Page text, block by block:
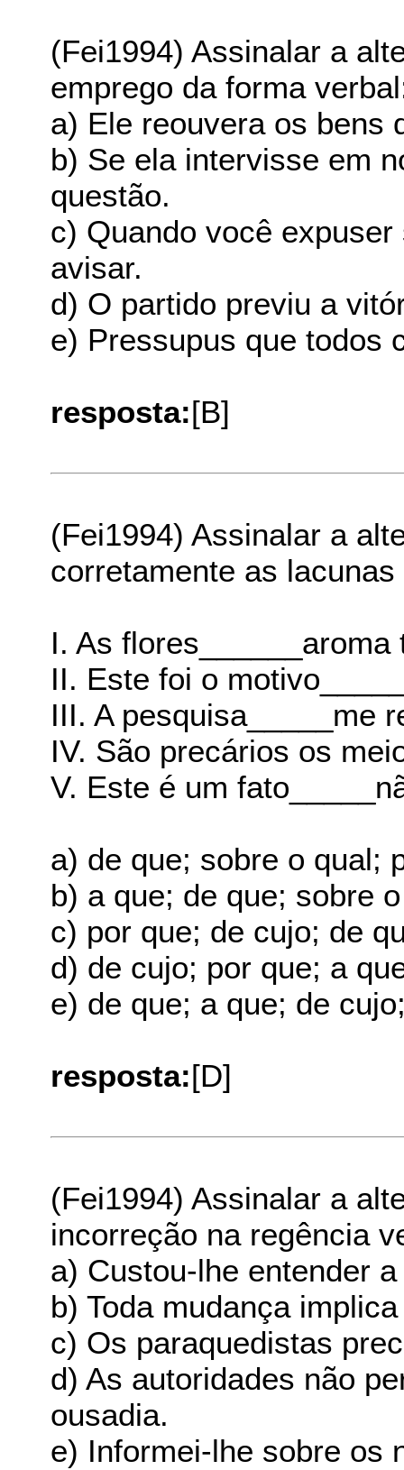
(Fei1994) Assinalar a
emprego da forma
a) Ele reouvera os bens
b) Se ela intervisse em
questão.
c) Quando você
avisar.
d) O partido previu a
e) Pressupus que todos
resposta:[B]
(Fei1994) Assinalar a
corretamente as
I. As
II. Este foi o
III. A pesquisa_____me
IV. São precários os
V. Este é um
a) de que; sobre o qual;
b) a que; de que; sobre
c) por que; de cujo; de
d) de cujo; por que; a
e) de que; a que; de
resposta:[D]
(Fei1994) Assinalar a
incorreção na regência
a) Custou-lhe entender
b) Toda mudança
c) Os paraquedistas
d) As autoridades não
ousadia.
e) Informei-lhe sobre os